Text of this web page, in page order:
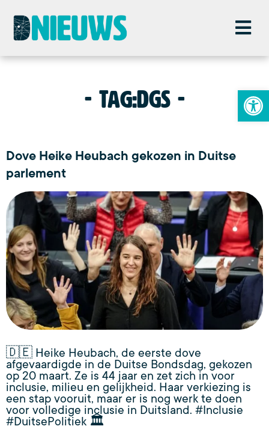
Tag:DGS
Dove Heike Heubach gekozen in Duitse
parlement
🇩🇪 Heike Heubach, de eerste dove
afgevaardigde in de Duitse Bondsdag, gekozen
op 20 maart. Ze is 44 jaar en zet zich in voor
inclusie, milieu en gelijkheid. Haar verkiezing is
een stap vooruit, maar er is nog werk te doen
voor volledige inclusie in Duitsland. #Inclusie
#DuitsePolitiek 🏛️